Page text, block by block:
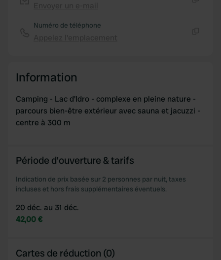
Numéro de téléphone
Information
Camping - Lac d'Idro - complexe en pleine nature -
parcours bien-être extérieur avec sauna et jacuzzi -
centre à 300 m
Période d'ouverture & tarifs
Indication de prix basée sur 2 personnes par nuit, taxes
incluses et hors frais supplémentaires éventuels.
20 déc. au 31 déc.
42,00 €
Cartes de réduction (0)